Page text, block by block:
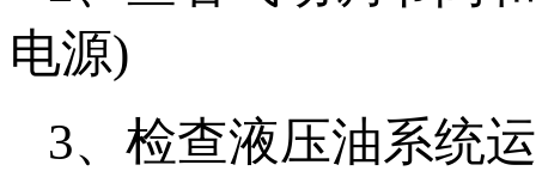
电源)
3、检查液压油系统